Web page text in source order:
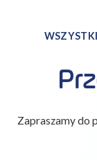
Zapraszamy do